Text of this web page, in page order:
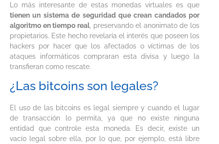
Lo más interesante de estas monedas virtuales es que
tienen un sistema de seguridad que crean candados por
algoritmo en tiempo real, preservando el anonimato de los
propietarios. Este hecho revelaría el interés que poseen los
hackers por hacer que los afectados o víctimas de los
ataques informáticos compraran esta divisa y luego la
transfieran como rescate.
¿Las bitcoins son legales?
El uso de las bitcoins es legal siempre y cuando el lugar
de transacción lo permita, ya que no existe ninguna
entidad que controle esta moneda. Es decir, existe un
vacío legal sobre ella, por lo que, por ejemplo, está libre